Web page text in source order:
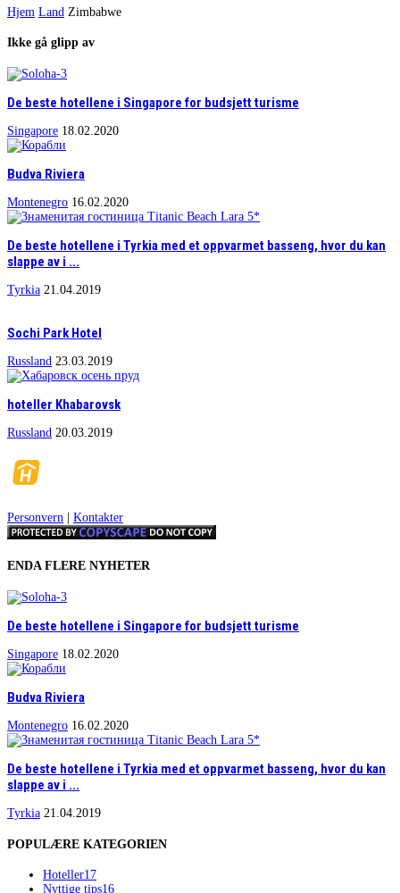
Hjem Land Zimbabwe
Ikke gå glipp av
De beste hotellene i Singapore for budsjett turisme
Singapore 18.02.2020
Budva Riviera
Montenegro 16.02.2020
De beste hotellene i Tyrkia med et oppvarmet basseng, hvor du kan
slappe av i ...
Tyrkia 21.04.2019
Sochi Park Hotel
Russland 23.03.2019
hoteller Khabarovsk
Russland 20.03.2019
Personvern | Kontakter
ENDA FLERE NYHETER
De beste hotellene i Singapore for budsjett turisme
Singapore 18.02.2020
Budva Riviera
Montenegro 16.02.2020
De beste hotellene i Tyrkia med et oppvarmet basseng, hvor du kan
slappe av i ...
Tyrkia 21.04.2019
POPULÆRE KATEGORIEN
Hoteller17
Nyttige tips16